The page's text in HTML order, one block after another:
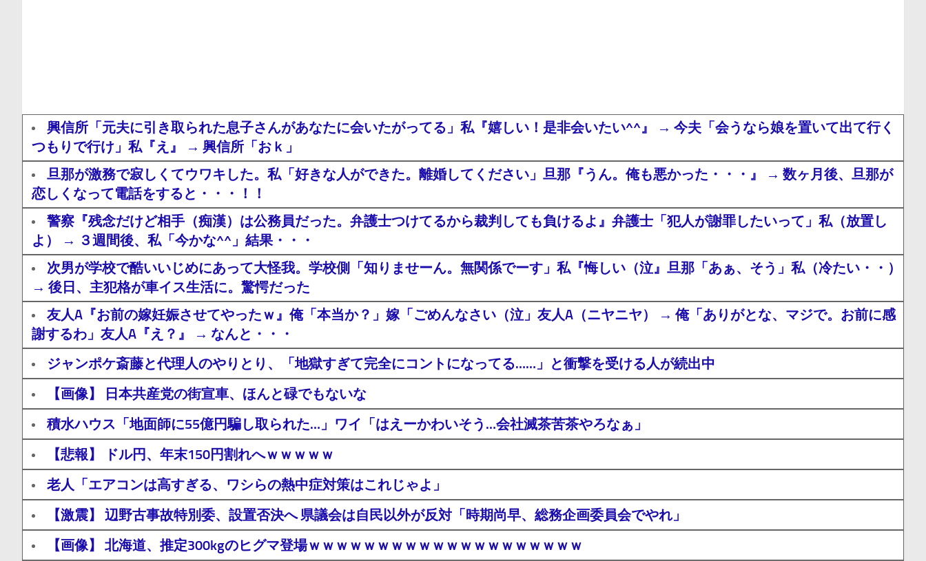
興信所「元夫に引き取られた息子さんがあなたに会いたがってる」私『嬉しい！是非会いたい^^』 → 今夫「会うなら娘を置いて出て行く
つもりで行け」私『え』 → 興信所「おｋ」
旦那が激務で寂しくてウワキした。私「好きな人ができた。離婚してください」旦那『うん。俺も悪かった・・・』 → 数ヶ月後、旦那が
恋しくなって電話をすると・・・！！
警察『残念だけど相手（痴漢）は公務員だった。弁護士つけてるから裁判しても負けるよ』弁護士「犯人が謝罪したいって」私（放置し
よ） → ３週間後、私「今かな^^」結果・・・
次男が学校で酷いいじめにあって大怪我。学校側「知りませーん。無関係でーす」私『悔しい（泣』旦那「あぁ、そう」私（冷たい・・）
→ 後日、主犯格が車イス生活に。驚愕だった
友人A『お前の嫁妊娠させてやったｗ』俺「本当か？」嫁「ごめんなさい（泣」友人A（ニヤニヤ） → 俺「ありがとな、マジで。お前に感
謝するわ」友人A『え？』 → なんと・・・
ジャンポケ斎藤と代理人のやりとり、「地獄すぎて完全にコントになってる……」と衝撃を受ける人が続出中
【画像】 日本共産党の街宣車、ほんと碌でもないな
積水ハウス「地面師に55億円騙し取られた…」ワイ「はえーかわいそう…会社滅茶苦茶やろなぁ」
【悲報】 ドル円、年末150円割れへｗｗｗｗｗ
老人「エアコンは高すぎる、ワシらの熱中症対策はこれじゃよ」
【激震】 辺野古事故特別委、設置否決へ 県議会は自民以外が反対「時期尚早、総務企画委員会でやれ」
【画像】 北海道、推定300kgのヒグマ登場ｗｗｗｗｗｗｗｗｗｗｗｗｗｗｗｗｗｗｗｗ